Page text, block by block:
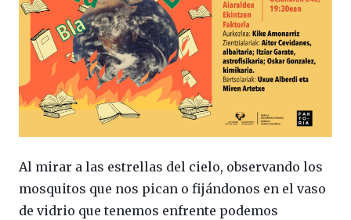
Al mirar a las estrellas del cielo, observando los
mosquitos que nos pican o fijándonos en el vaso
de vidrio que tenemos enfrente podemos